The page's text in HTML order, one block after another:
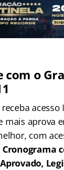
com o
acesso
mais aprova
com
Cronograma